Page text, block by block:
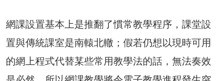
網課設置基本上是推翻了慣常教學程序，課堂設
置與傳統課室是南轅北轍；假若仍想以現時可用
的網上程式代替某些常用教學法的話，無法奏效